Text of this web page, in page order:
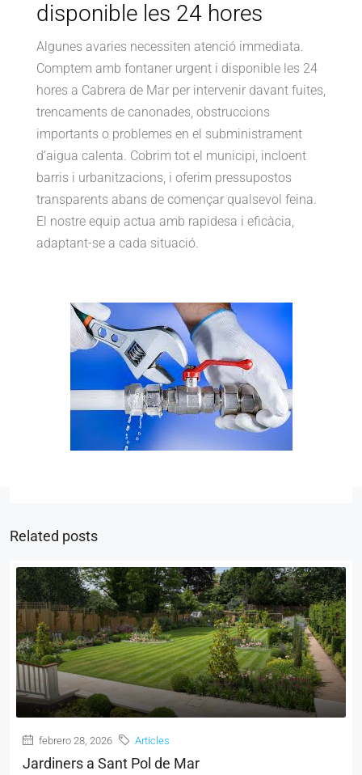
disponible les 24 hores
Algunes avaries necessiten atenció immediata.
Comptem amb fontaner urgent i disponible les 24
hores a Cabrera de Mar per intervenir davant fuites,
trencaments de canonades, obstruccions
importants o problemes en el subministrament
d’aigua calenta. Cobrim tot el municipi, incloent
barris i urbanitzacions, i oferim pressupostos
transparents abans de començar qualsevol feina.
El nostre equip actua amb rapidesa i eficàcia,
adaptant-se a cada situació.
Related posts
febrero 28, 2026 Articles
Jardiners a Sant Pol de Mar